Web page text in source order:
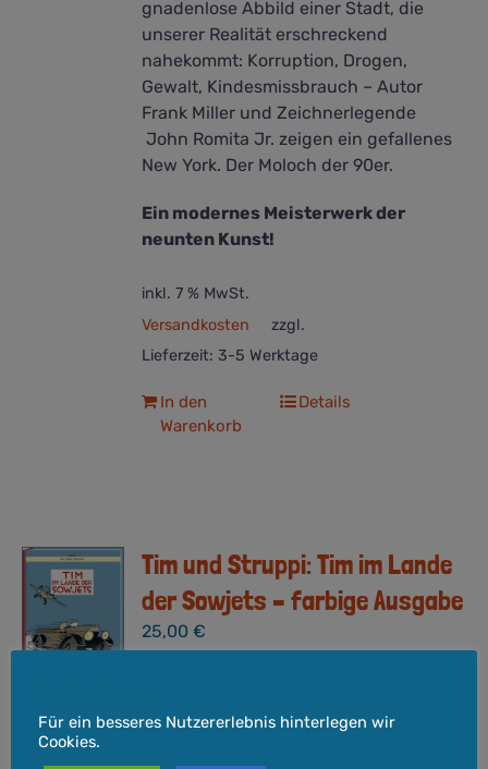
gnadenlose Abbild einer Stadt, die
unserer Realität erschreckend
nahekommt: Korruption, Drogen,
Gewalt, Kindesmissbrauch – Autor
Frank Miller und Zeichnerlegende
John Romita Jr. zeigen ein gefallenes
New York. Der Moloch der 90er.
Ein modernes Meisterwerk der
neunten Kunst!
inkl. 7 % MwSt.
zzgl.
Versandkosten
Lieferzeit: 3-5 Werktage
In den
Warenkorb
Details
Tim und Struppi: Tim im Lande
der Sowjets – farbige Ausgabe
25,00€
Seitenzahl:144Verlag: Carlsen
Für ein besseres Nutzererlebnis hinterlegen wir
Cookies.